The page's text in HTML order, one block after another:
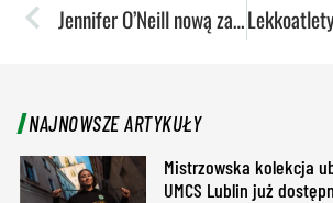
Jennifer O’Neill nową zawodniczką akademiczek!
NAJNOWSZE ARTYKUŁY
Mistrzowska kolekcja
UMCS Lublin już